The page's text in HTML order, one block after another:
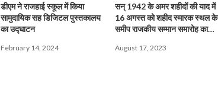
डीएम ने राजहाई स्कूल में किया
सामुदायिक सह डिजिटल पुस्तकालय
का उद्घाटन
February 14, 2024
सन् 1942 के अमर शहीदों की याद में
16 अगस्त को शहीद स्मारक स्थल के
समीप राजकीय सम्मान समारोह का
August 17, 2023